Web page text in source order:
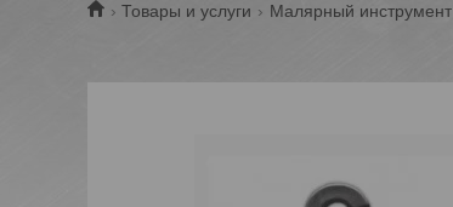
Товары и услуги Малярный инструмент